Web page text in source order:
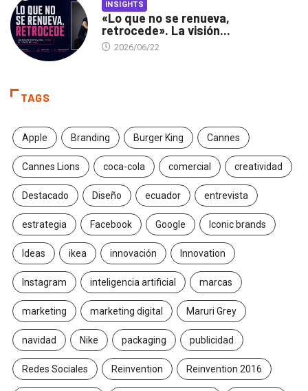
INSIGHTS
«Lo que no se renueva,
retrocede». La visión...
2026/06/22
TAGS
Apple Branding Burger King Cannes
Cannes Lions coca-cola comercial creatividad
Destacado Diseño ecuador entrevista
estrategia Facebook Google Iconic brands
Ideas ikea innovación Innovation
Instagram inteligencia artificial marcas
marketing marketing digital Maruri Grey
navidad Nike packaging publicidad
Redes Sociales Reinvention Reinvention 2016